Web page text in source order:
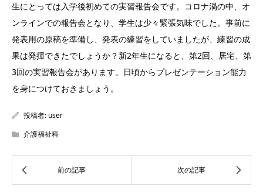
生にとっては入学後初めての実習報告会です。コロナ渦の中、オ
ンラインでの報告会となり、学生は少々緊張気味でした。事前に
発表用の原稿を準備し、発表の練習をしていましたが、練習の成
果は発揮できたでしょうか？新2年生になると、第2回、居宅、第
3回の実習報告会があります。日頃からプレゼンテーション能力
を身につけておきましょう。
投稿者: user
介護福祉科